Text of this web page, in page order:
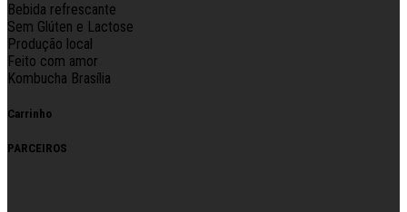
Bebida refrescante
Sem Glúten e Lactose
Produção local
Feito com amor
Kombucha Brasília
Carrinho
PARCEIROS